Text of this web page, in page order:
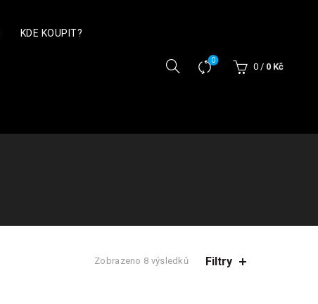
KDE KOUPIT?
0
0 / 0 Kč
Zobrazeno 8 výsledků Filtry